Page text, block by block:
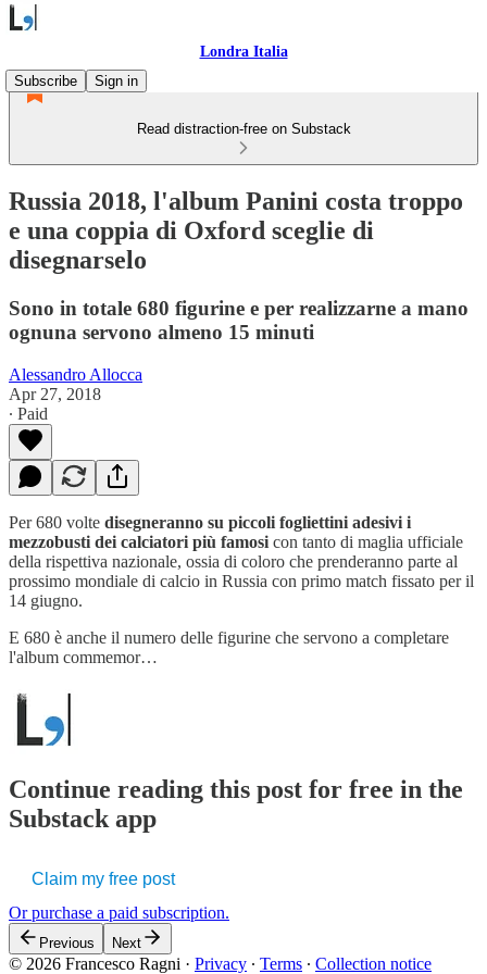
Londra Italia
Subscribe
Sign in
Read distraction-free on Substack
Russia 2018, l'album Panini costa troppo
e una coppia di Oxford sceglie di
disegnarselo
Sono in totale 680 figurine e per realizzarne a mano
ognuna servono almeno 15 minuti
Alessandro Allocca
Apr 27, 2018
∙ Paid
Per 680 volte disegneranno su piccoli fogliettini adesivi i
mezzobusti dei calciatori più famosi con tanto di maglia ufficiale
della rispettiva nazionale, ossia di coloro che prenderanno parte al
prossimo mondiale di calcio in Russia con primo match fissato per il
14 giugno.
E 680 è anche il numero delle figurine che servono a completare
l'album commemor…
Continue reading this post for free in the
Substack app
Claim my free post
Or purchase a paid subscription.
Previous Next
© 2026 Francesco Ragni · Privacy ∙ Terms ∙ Collection notice